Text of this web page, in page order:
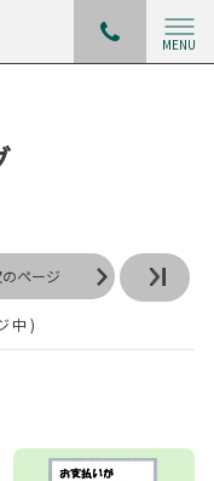
MENU
ページ
中)